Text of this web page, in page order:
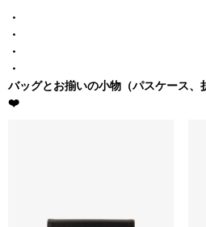
・
・
・
・
バッグとお揃いの小物（パスケース、
❤